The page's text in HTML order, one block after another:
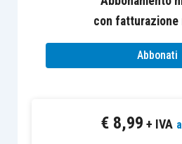
con fatturazione
Abbonati
€ 8,99 + IVA